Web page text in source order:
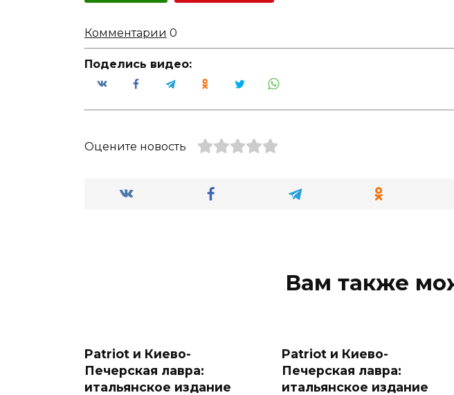
Комментарии 0
Поделись видео:
Оцените новость
Вам также
Patriot и Киево-
Печерская лавра:
итальянское издание
Patriot и Киево-
Печерская лавра:
итальянское издание